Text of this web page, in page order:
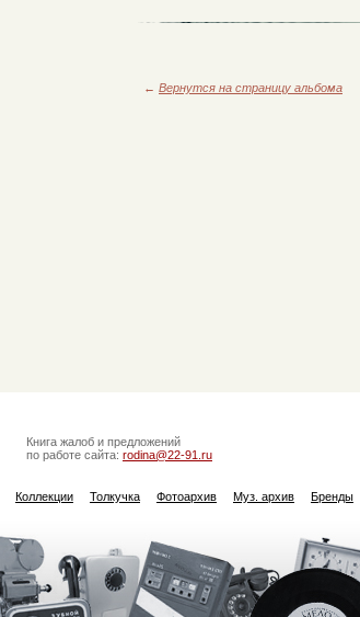
← Вернутся на страницу альбома
Книга жалоб и предложений
по работе сайта: rodina@22-91.ru
Коллекции Толкучка Фотоархив Муз. архив Бренды